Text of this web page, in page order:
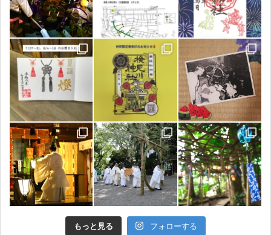
もっと見る フォローする